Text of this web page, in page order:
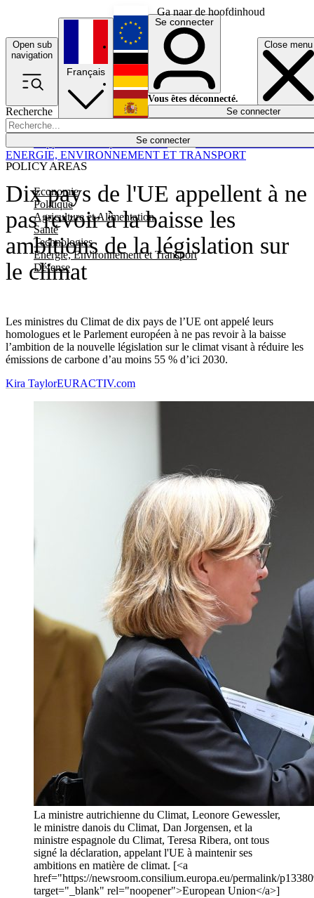
Ga naar de hoofdinhoud
Open sub
navigation
Close menu
Recherche
Se connecter
POLICY AREAS
Economie
Politique
Agriculture et Alimentation
Santé
Technologies
Energie, Environnement et Transport
Défense
Économie
Français
English
Deutsch
Español
Se connecter
Vous êtes déconnecté.
Se connecter
Dix pays de l'UE appellent à ne
pas revoir à la baisse les
ambitions de la législation sur
le climat
Les ministres du Climat de dix pays de l’UE ont appelé leurs
homologues et le Parlement européen à ne pas revoir à la baisse
l’ambition de la nouvelle législation sur le climat visant à réduire les
émissions de carbone d’au moins 55 % d’ici 2030.
ENERGIE, ENVIRONNEMENT ET TRANSPORT
Kira TaylorEURACTIV.com
La ministre autrichienne du Climat, Leonore Gewessler,
le ministre danois du Climat, Dan Jorgensen, et la
ministre espagnole du Climat, Teresa Ribera, ont tous
signé la déclaration, appelant l'UE à maintenir ses
ambitions en matière de climat. [<a
href="https://newsroom.consilium.europa.eu/permalink/
target="_blank" rel="noopener">European Union</a>]